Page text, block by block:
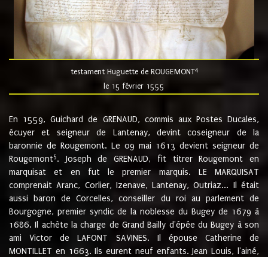
testament Huguette de ROUGEMONT4
le 15 février 1555
En 1559, Guichard de GRENAUD, commis aux Postes Ducales,
écuyer et seigneur de Lantenay, devint coseigneur de la
baronnie de Rougemont. Le 09 mai 1613 devient seigneur de
Rougemont5. Joseph de GRENAUD, fit titrer Rougemont en
marquisat et en fut le premier marquis. LE MARQUISAT
comprenait Aranc, Corlier, Izenave, Lantenay, Outriaz... Il était
aussi baron de Corcelles, conseiller du roi au parlement de
Bourgogne, premier syndic de la noblesse du Bugey de 1679 à
1686. Il achète la charge de Grand Bailly d'épée du Bugey à son
ami Victor de LAFONT SAVINES. Il épouse Catherine de
MONTILLET en 1663. Ils eurent neuf enfants. Jean Louis, l'ainé,